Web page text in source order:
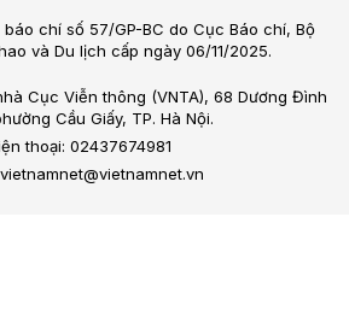
chí số 57/GP-BC do Cục Báo chí, Bộ
và Du lịch cấp ngày 06/11/2025.
Cục Viễn thông (VNTA), 68 Dương Đình
Cầu Giấy, TP. Hà Nội.
thoại: 02437674981